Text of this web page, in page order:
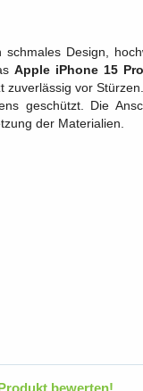
schmales Design,
Apple iPhone 15 Pro
vor
geschützt. Die
der Materialien.
bewerten!